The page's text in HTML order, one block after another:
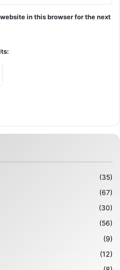
in this browser for the next
(35)
(67)
(30)
(56)
(9)
(12)